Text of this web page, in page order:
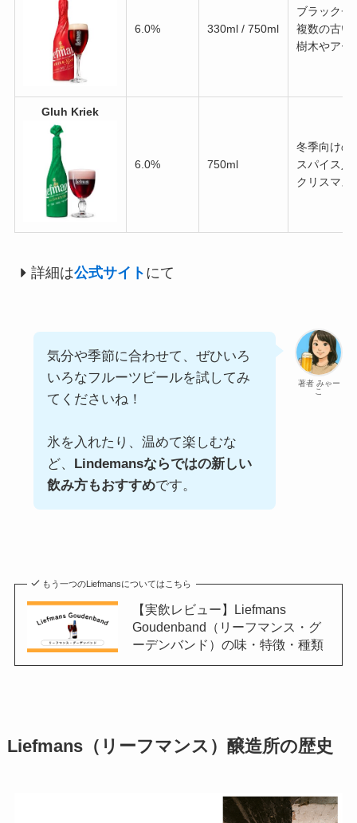
6.0% 330ml / 750ml
ブラックチ
複数の古い
樹木やアー
Gluh Kriek
6.0% 750ml
冬季向けの
スパイス
クリスマス
詳細は公式サイト にて
著者 みゃー
こ
気分や季節に合わせて、ぜひいろ
いろなフルーツビールを試してみ
てくださいね！
氷を入れたり、温めて楽しむな
ど、 Lindemansならではの新しい
飲み方もおすすめです。
もう一つのLiefmansについてはこちら
【実飲レビュー】Liefmans
Goudenband（リーフマンス・グ
ーデンバンド）の味・特徴・種類
Liefmans（リーフマンス）醸造所の歴史